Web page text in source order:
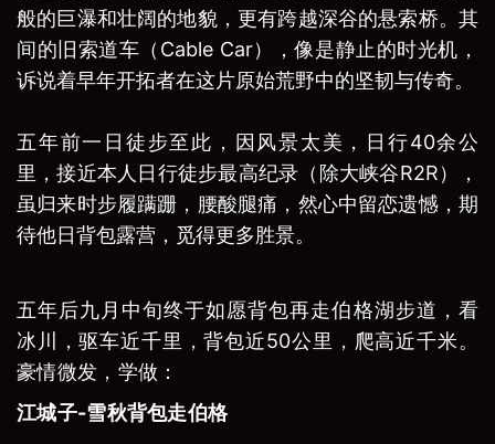
般的巨瀑和壮阔的地貌，更有跨越深谷的悬索桥。其
间的旧索道车（Cable Car），像是静止的时光机，
诉说着早年开拓者在这片原始荒野中的坚韧与传奇。
五年前一日徒步至此，因风景太美，日行40余公
里，接近本人日行徒步最高纪录（除大峡谷R2R），
虽归来时步履蹒跚，腰酸腿痛，然心中留恋遗憾，期
待他日背包露营，觅得更多胜景。
五年后九月中旬终于如愿背包再走伯格湖步道，看
冰川，驱车近千里，背包近50公里，爬高近千米。
豪情微发，学做：
江城子-雪秋背包走伯格